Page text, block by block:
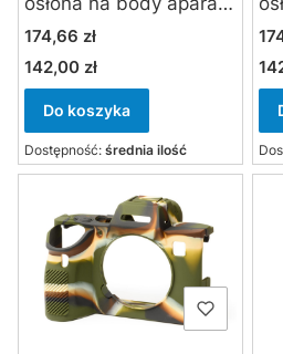
Sony A7 mark IV i Sony
A7 R5 - kamuflaż
Cena
174,66 zł
Cena
142,00 zł
Do koszyka
Dostępność: średnia ilość